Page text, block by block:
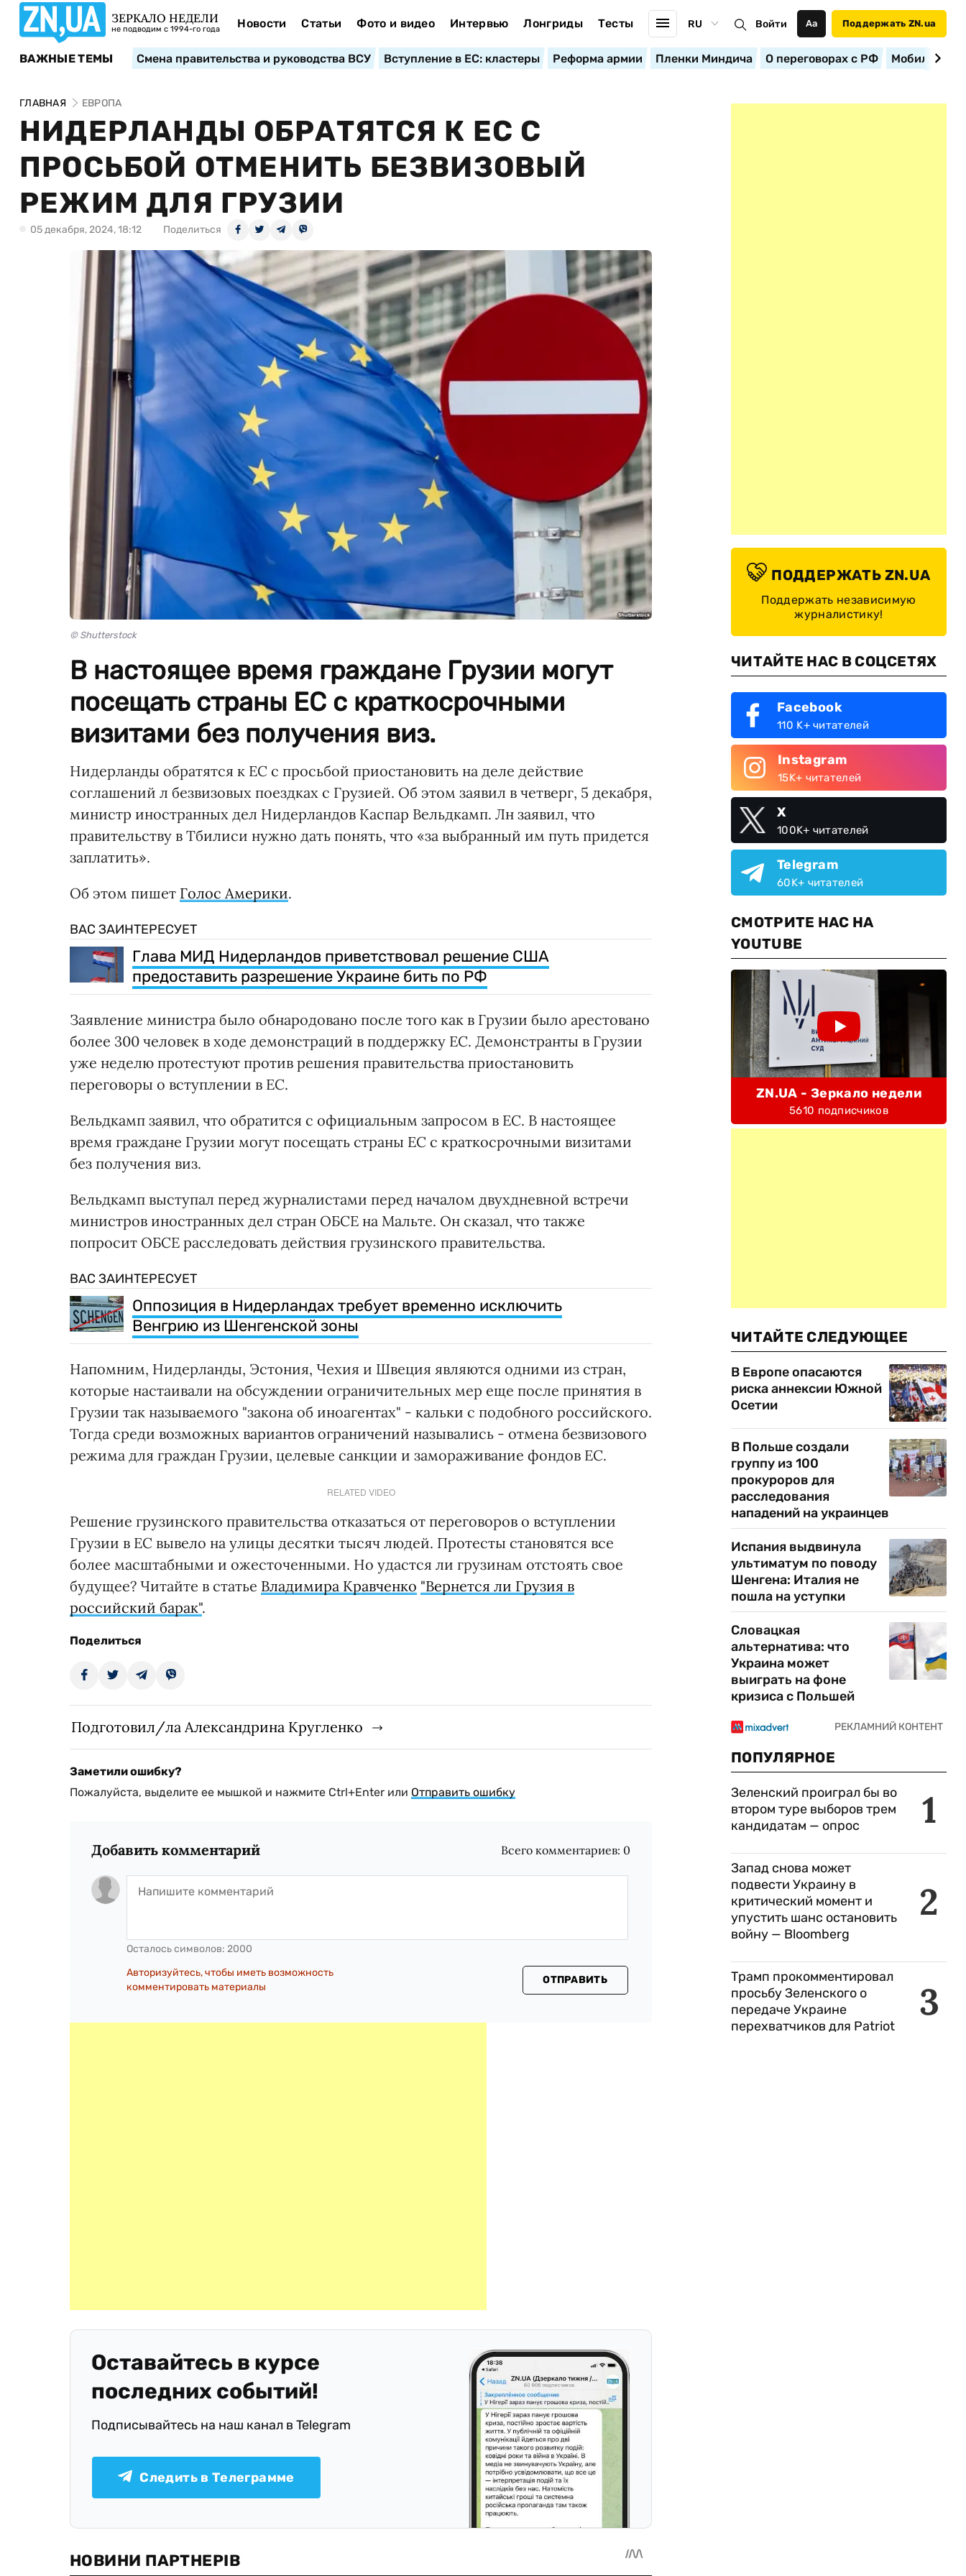
ЗЕРКАЛО НЕДЕЛИ
не подводим с 1994-го года Новости Статьи Фото и видео Интервью Лонгриды Тесты RU Войти Аа Поддержать ZN.ua
ВАЖНЫЕ ТЕМЫ Смена правительства и руководства ВСУ Вступление в ЕС: кластеры Реформа армии Пленки Миндича О переговорах с РФ
ГЛАВНАЯ ЕВРОПА
НИДЕРЛАНДЫ ОБРАТЯТСЯ К ЕС С
ПРОСЬБОЙ ОТМЕНИТЬ БЕЗВИЗОВЫЙ
РЕЖИМ ДЛЯ ГРУЗИИ
05 декабря, 2024, 18:12 Поделиться
© Shutterstock
В настоящее время граждане Грузии могут
посещать страны ЕС с краткосрочными
визитами без получения виз.
Нидерланды обратятся к ЕС с просьбой приостановить на деле действие
соглашений л безвизовых поездках с Грузией. Об этом заявил в четверг, 5 декабря,
министр иностранных дел Нидерландов Каспар Вельдкамп. Лн заявил, что
правительству в Тбилиси нужно дать понять, что «за выбранный им путь придется
заплатить».
Об этом пишет Голос Америки.
ВАС ЗАИНТЕРЕСУЕТ
Глава МИД Нидерландов приветствовал решение США
предоставить разрешение Украине бить по РФ
Заявление министра было обнародовано после того как в Грузии было арестовано
более 300 человек в ходе демонстраций в поддержку ЕС. Демонстранты в Грузии
уже неделю протестуют против решения правительства приостановить
переговоры о вступлении в ЕС.
Вельдкамп заявил, что обратится с официальным запросом в ЕС. В настоящее
время граждане Грузии могут посещать страны ЕС с краткосрочными визитами
без получения виз.
Вельдкамп выступал перед журналистами перед началом двухдневной встречи
министров иностранных дел стран ОБСЕ на Мальте. Он сказал, что также
попросит ОБСЕ расследовать действия грузинского правительства.
ВАС ЗАИНТЕРЕСУЕТ
Оппозиция в Нидерландах требует временно исключить
Венгрию из Шенгенской зоны
Напомним, Нидерланды, Эстония, Чехия и Швеция являются одними из стран,
которые настаивали на обсуждении ограничительных мер еще после принятия в
Грузии так называемого "закона об иноагентах" - кальки с подобного российского.
Тогда среди возможных вариантов ограничений назывались - отмена безвизового
режима для граждан Грузии, целевые санкции и замораживание фондов ЕС.
RELATED VIDEO
Решение грузинского правительства отказаться от переговоров о вступлении
Грузии в ЕС вывело на улицы десятки тысяч людей. Протесты становятся все
более масштабными и ожесточенными. Но удастся ли грузинам отстоять свое
будущее? Читайте в статье Владимира Кравченко "Вернется ли Грузия в
российский барак".
Поделиться
Подготовил/ла Александрина Кругленко
Заметили ошибку?
Пожалуйста, выделите ее мышкой и нажмите Ctrl+Enter или Отправить ошибку
Добавить комментарий Всего комментариев: 0
Осталось символов: 2000
Авторизуйтесь, чтобы иметь возможность
комментировать материалы
ОТПРАВИТЬ
Оставайтесь в курсе
последних событий!
Подписывайтесь на наш канал в Telegram
Следить в Телеграмме
ПОДДЕРЖАТЬ ZN.UA
Поддержать независимую
журналистику!
ЧИТАЙТЕ НАС В СОЦСЕТЯХ
Facebook
110 K+ читателей
Instagram
15K+ читателей
X
100K+ читателей
Telegram
60K+ читателей
СМОТРИТЕ НАС НА
YOUTUBE
ZN.UA - Зеркало недели
5610 подписчиков
ЧИТАЙТЕ СЛЕДУЮЩЕЕ
В Европе опасаются
риска аннексии Южной
Осетии
В Польше создали
группу из 100
прокуроров для
расследования
нападений на украинцев
Испания выдвинула
ультиматум по поводу
Шенгена: Италия не
пошла на уступки
Словацкая
альтернатива: что
Украина может
выиграть на фоне
кризиса с Польшей
ПОПУЛЯРНОЕ
1
Зеленский проиграл бы во
втором туре выборов трем
кандидатам — опрос
2
Запад снова может
подвести Украину в
критический момент и
упустить шанс остановить
войну — Bloomberg
3
Трамп прокомментировал
просьбу Зеленского о
передаче Украине
перехватчиков для Patriot